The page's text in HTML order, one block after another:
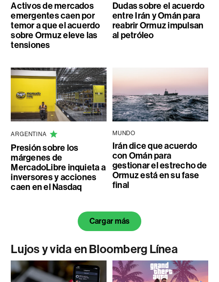
Activos de mercados
emergentes caen por
temor a que el acuerdo
sobre Ormuz eleve las
tensiones
Dudas sobre el acuerdo
entre Irán y Omán para
reabrir Ormuz impulsan
al petróleo
ARGENTINA
Presión sobre los
márgenes de
MercadoLibre inquieta a
inversores y acciones
caen en el Nasdaq
MUNDO
Irán dice que acuerdo
con Omán para
gestionar el estrecho de
Ormuz está en su fase
final
Cargar más
Lujos y vida en Bloomberg Línea